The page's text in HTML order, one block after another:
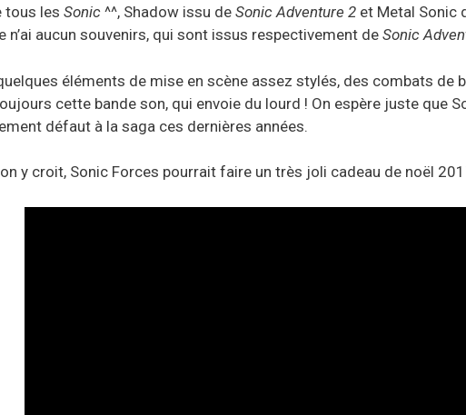
tous les Sonic ^^, Shadow issu de Sonic Adventure 2 et Metal Sonic
n’ai aucun souvenirs, qui sont issus respectivement de Sonic
éléments de mise en scène assez stylés, des combats de
cette bande son, qui envoie du lourd ! On espère juste que
défaut à la saga ces dernières années.
y croit, Sonic Forces pourrait faire un très joli cadeau de noël